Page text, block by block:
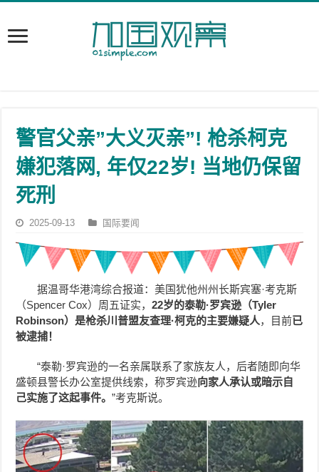
警官父亲”大义灭亲”! 枪杀柯克
嫌犯落网, 年仅22岁! 当地仍保留
死刑
2025-09-13 国际要闻
据温哥华港湾综合报道：美国犹他州州长斯宾塞·考克斯
（Spencer Cox）周五证实，22岁的泰勒·罗宾逊（Tyler
Robinson）是枪杀川普盟友查理·柯克的主要嫌疑人，目前已
被逮捕！
“泰勒·罗宾逊的一名亲属联系了家族友人，后者随即向华
盛顿县警长办公室提供线索，称罗宾逊向家人承认或暗示自
己实施了这起事件。”考克斯说。